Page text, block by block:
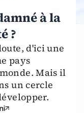
à la
?
d'ici une
pays
Mais il
un cercle